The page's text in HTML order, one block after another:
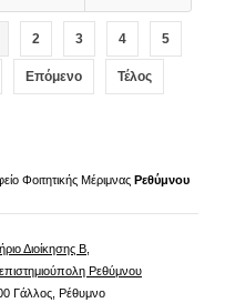
2 3 4 5
Επόμενο Τέλος
Φοιτητικής Μέριμνας Ρεθύμνου
Διοίκησης Β,
Ρεθύμνου
Γάλλος, Ρέθυμνο